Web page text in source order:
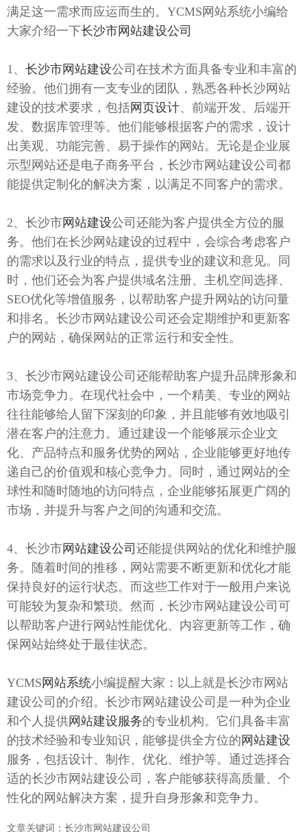
满足这一需求而应运而生的。YCMS网站系统小编给
大家介绍一下长沙市网站建设公司
1、 长沙市网站建设公司在技术方面具备专业和丰富的
经验。他们拥有一支专业的团队，熟悉各种长沙网站
建设的技术要求，包括网页设计、前端开发、后端开
发、数据库管理等。他们能够根据客户的需求，设计
出美观、功能完善、易于操作的网站。无论是企业展
示型网站还是电子商务平台，长沙市网站建设公司都
能提供定制化的解决方案，以满足不同客户的需求。
2、长沙市网站建设公司还能为客户提供全方位的服
务。他们在长沙网站建设的过程中，会综合考虑客户
的需求以及行业的特点，提供专业的建议和意见。同
时，他们还会为客户提供域名注册、主机空间选择、
SEO优化等增值服务，以帮助客户提升网站的访问量
和排名。长沙市网站建设公司还会定期维护和更新客
户的网站，确保网站的正常运行和安全性。
3、长沙市网站建设公司还能帮助客户提升品牌形象和
市场竞争力。在现代社会中，一个精美、专业的网站
往往能够给人留下深刻的印象，并且能够有效地吸引
潜在客户的注意力。通过建设一个能够展示企业文
化、产品特点和服务优势的网站，企业能够更好地传
递自己的价值观和核心竞争力。同时，通过网站的全
球性和随时随地的访问特点，企业能够拓展更广阔的
市场，并提升与客户之间的沟通和交流。
4、长沙市网站建设公司 还能提供网站的优化和维护服
务。随着时间的推移，网站需要不断更新和优化才能
保持良好的运行状态。而这些工作对于一般用户来说
可能较为复杂和繁琐。然而，长沙市网站建设公司可
以帮助客户进行网站性能优化、内容更新等工作，确
保网站始终处于最佳状态。
YCMS 网站系统小编提醒大家：以上就是长沙市网站
建设公司的介绍。长沙市网站建设公司是一种为企业
和个人提供网站建设服务的专业机构。它们具备丰富
的技术经验和专业知识，能够提供全方位的 网站建设
服务，包括设计、制作、优化、维护等。通过选择合
适的长沙市网站建设公司，客户能够获得高质量、个
性化的网站解决方案，提升自身形象和竞争力。
文章关键词：长沙市网站建设公司